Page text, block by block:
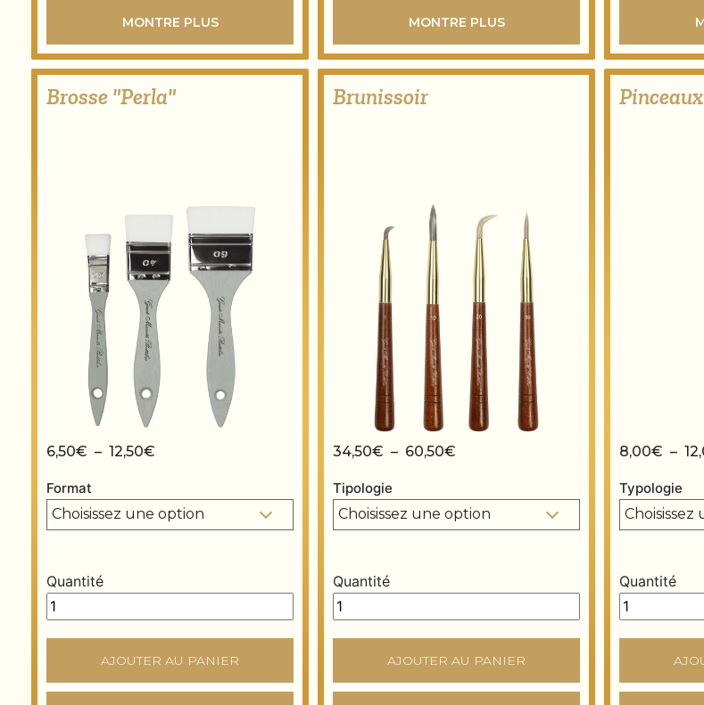
MONTRE PLUS MONTRE PLUS
Brosse "Perla"
6,50€ – 12,50€ Plage de prix : 6,50€ à 12,50€
Format
Quantité
Brosse "Perla" quantity
AJOUTER AU PANIER
Brunissoir
34,50€ – 60,50€ Plage de prix : 34,50€ à 60,50€
Tipologie
Quantité
Brunissoir quantity
AJOUTER AU PANIER
8,00€ –
Typologie
Quantité
Pinceaux